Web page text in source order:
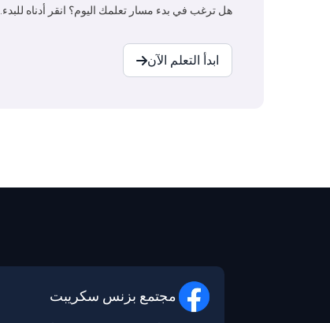
هل ترغب في بدء مسار تعلمك اليوم؟ انقر أدناه للبدء.
ابدأ التعلم الآن
مجتمع بزنس سكريبت